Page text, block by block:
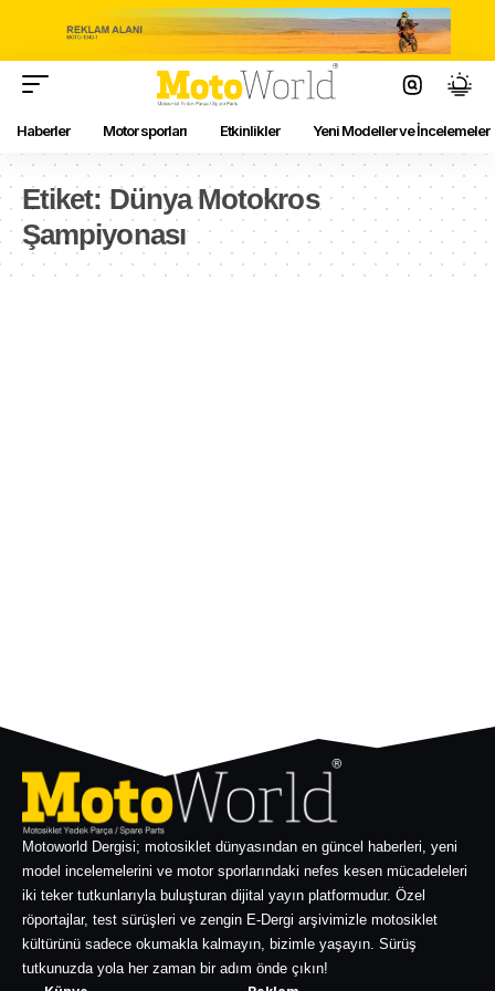
Haberler Motor sporları Etkinlikler Yeni Modeller ve İncelemeler
Etiket: Dünya Motokros
Şampiyonası
Motoworld Dergisi; motosiklet dünyasından en güncel haberleri, yeni
model incelemelerini ve motor sporlarındaki nefes kesen mücadeleleri
iki teker tutkunlarıyla buluşturan dijital yayın platformudur. Özel
röportajlar, test sürüşleri ve zengin E-Dergi arşivimizle motosiklet
kültürünü sadece okumakla kalmayın, bizimle yaşayın. Sürüş
tutkunuzda yola her zaman bir adım önde çıkın!